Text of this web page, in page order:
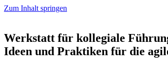
Zum Inhalt springen
Werkstatt für kollegiale
Ideen und Praktiken für die